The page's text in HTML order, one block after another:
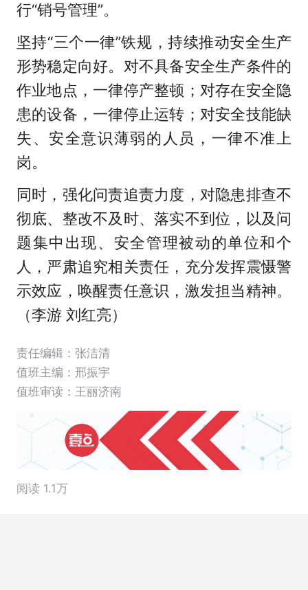
行“销号管理”。
坚持“三个一律”铁规，持续推动安全生产
形势稳定向好。对不具备安全生产条件的
作业地点，一律停产整顿；对存在安全隐
患的设备，一律停止运转；对安全技能缺
失、安全意识薄弱的人员，一律不准上
岗。
同时，强化问责追责力度，对隐患排查不
彻底、整改不及时、落实不到位，以及问
题集中出现、安全管理被动的单位和个
人，严肃追究相关责任，充分发挥震慑警
示效应，唤醒责任意识，激发担当精神。
（李游 刘红亮）
责任编辑：张洁清
值班主编： 邢振宇
值班审读：王丽济南
阅读 1.1万